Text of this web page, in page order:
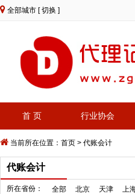
全部城市 [ 切换 ]
首 页 行业协会
当前所在位置： 首页 > 代账会计
代账会计
所在省份： 全部 北京 天津 上